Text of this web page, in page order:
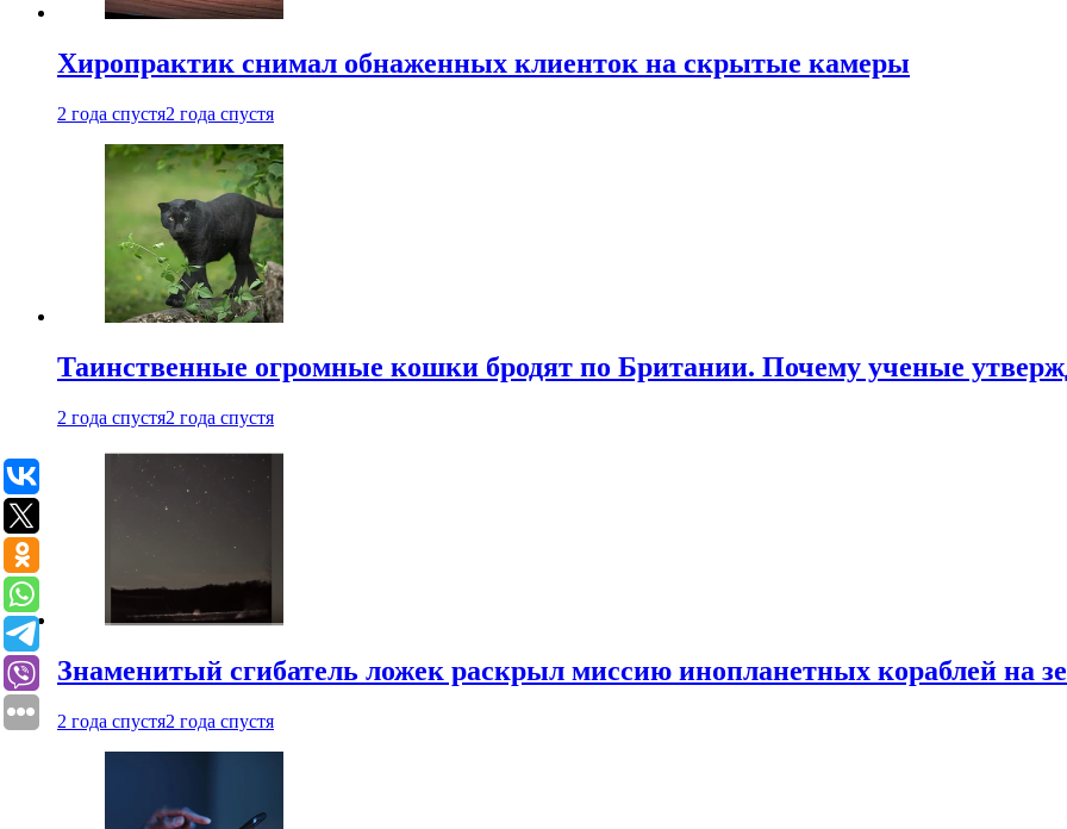
Хиропрактик снимал обнаженных клиенток на скрытые камеры
2 года спустя2 года спустя
Таинственные огромные кошки бродят по Британии. Почему ученые
2 года спустя2 года спустя
Знаменитый сгибатель ложек раскрыл миссию инопланетных кораблей на
2 года спустя2 года спустя